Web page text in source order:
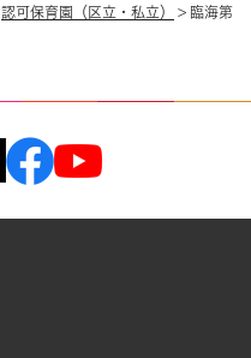
認可保育園（区立・私立） > 臨海第